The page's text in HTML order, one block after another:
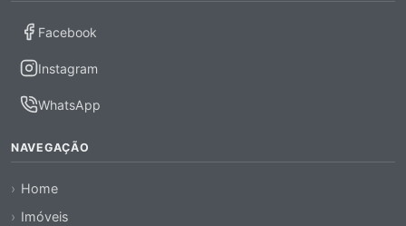
Facebook
Instagram
WhatsApp
NAVEGAÇÃO
Home
Imóveis